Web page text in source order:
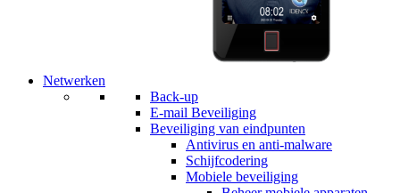
Netwerken
Back-up
E-mail Beveiliging
Beveiliging van eindpunten
Antivirus en anti-malware
Schijfcodering
Mobiele beveiliging